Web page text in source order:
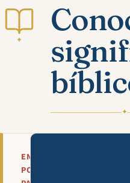
✦
✦
EN
POCAS
Mira esta